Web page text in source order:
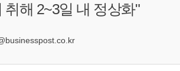
취해 2~3일 내 정상화"